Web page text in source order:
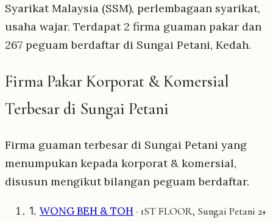
Syarikat Malaysia (SSM), perlembagaan syarikat,
usaha wajar. Terdapat 2 firma guaman pakar dan
267 peguam berdaftar di Sungai Petani, Kedah.
Firma Pakar Korporat & Komersial
Terbesar di Sungai Petani
Firma guaman terbesar di Sungai Petani yang
menumpukan kepada korporat & komersial,
disusun mengikut bilangan peguam berdaftar.
1. WONG BEH & TOH· 1ST FLOOR, Sungai Petani 2+